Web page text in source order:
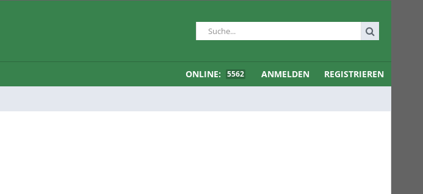
ONLINE: 5562 ANMELDEN REGISTRIEREN